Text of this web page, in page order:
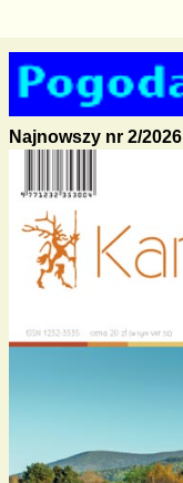
Najnowszy nr 2/2026